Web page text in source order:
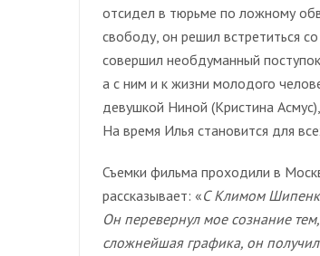
отсидел в тюрьме по ложному
свободу, он решил встретиться
совершил необдуманный
а с ним и к жизни молодого
девушкой Ниной (Кристина
На время Илья становится для
Съемки фильма проходили в
рассказывает: «С Климом
Он перевернул мое сознание
сложнейшая графика, он